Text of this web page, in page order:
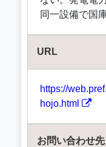
同一設備で国
URL
https://
hojo.html
お問い合わせ先